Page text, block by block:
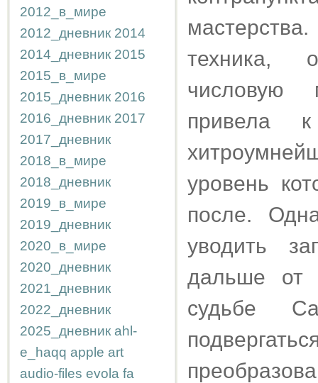
2012_в_мире
2012_дневник 2014
2014_дневник 2015
2015_в_мире
2015_дневник 2016
2016_дневник 2017
2017_дневник
2018_в_мире
2018_дневник
2019_в_мире
2019_дневник
2020_в_мире
2020_дневник
2021_дневник
2022_дневник
2025_дневник ahl-
e_haqq apple art
audio-files evola fa
техника,
числовую
привела
уровень
после.
уводить
дальше от
судьбе